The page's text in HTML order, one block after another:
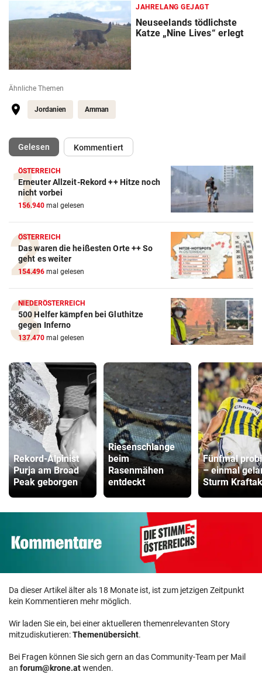
JAHRELANG GEJAGT
Neuseelands tödlichste
Katze „Nine Lives“ erlegt
Ähnliche Themen
Jordanien Amman
Gelesen(ausgewählt)Kommentiert
ÖSTERREICH
Erneuter Allzeit-Rekord ++ Hitze noch
nicht vorbei
156.940 mal gelesen
ÖSTERREICH
Das waren die heißesten Orte ++ So
geht es weiter
154.496 mal gelesen
NIEDERÖSTERREICH
500 Helfer kämpfen bei Gluthitze
gegen Inferno
137.470 mal gelesen
Rekord-Alpinist
Purja am Broad
Peak geborgen
Riesenschlange
beim
Rasenmähen
entdeckt
Fünfmal
– einmal
Sturm
Da dieser Artikel älter als 18 Monate ist, ist zum jetzigen Zeitpunkt
kein Kommentieren mehr möglich.
Wir laden Sie ein, bei einer aktuelleren themenrelevanten Story
mitzudiskutieren:Themenübersicht.
Bei Fragen können Sie sich gern an das Community-Team per Mail
an forum@krone.atwenden.